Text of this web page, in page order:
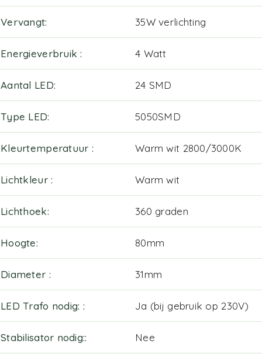
Vervangt 35W verlichting
Energieverbruik 4 Watt
Aantal LED 24 SMD
Type LED 5050SMD
Kleurtemperatuur Warm wit 2800/3000K
Lichtkleur Warm wit
Lichthoek 360 graden
Hoogte 80mm
Diameter 31mm
LED Trafo nodig: Ja (bij gebruik op 230V)
Stabilisator nodig: Nee